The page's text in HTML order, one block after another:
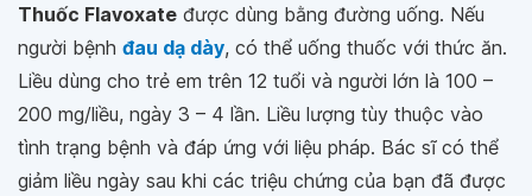
Thuốc Flavoxate được dùng bằng đường uống. Nếu
người bệnh đau dạ dày, có thể uống thuốc với thức ăn.
Liều dùng cho trẻ em trên 12 tuổi và người lớn là 100 –
200 mg/liều, ngày 3 – 4 lần. Liều lượng tùy thuộc vào
tình trạng bệnh và đáp ứng với liệu pháp. Bác sĩ có thể
giảm liều ngày sau khi các triệu chứng của bạn đã được